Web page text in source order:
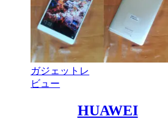
ガジェットレ
ビュー
HUAWEI